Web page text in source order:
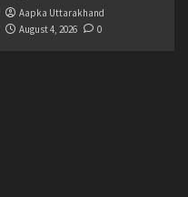
Aapka Uttarakhand
August 4, 2026
0